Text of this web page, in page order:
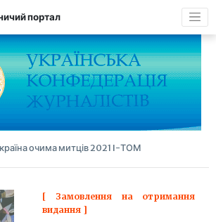
портал
очима митців 2021 I-ТОМ
[ Замовлення на отримання
видання ]